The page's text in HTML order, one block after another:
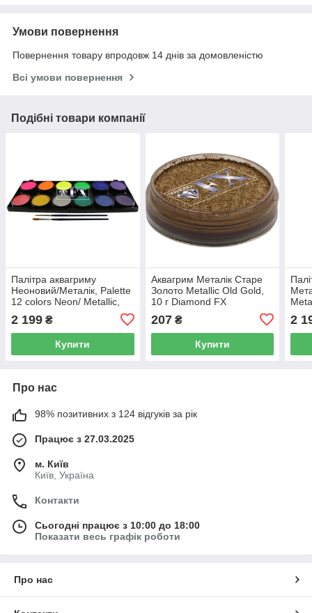
Умови повернення
Повернення товару впродовж 14 днів за домовленістю
Всі умови повернення
Подібні товари компанії
Палітра аквагриму
Неоновий/Металік, Palette
12 colors Neon/ Metallic,
2 199 ₴
Купити
Аквагрим Металік Старе
Золото Metallic Old Gold,
10 г Diamond FX
207₴
Купити
2
Про нас
98% позитивних з 124 відгуків за рік
Працює з 27.03.2025
м. Київ
Київ, Україна
Контакти
Сьогодні працює з 10:00 до 18:00
Показати весь графік роботи
Про нас